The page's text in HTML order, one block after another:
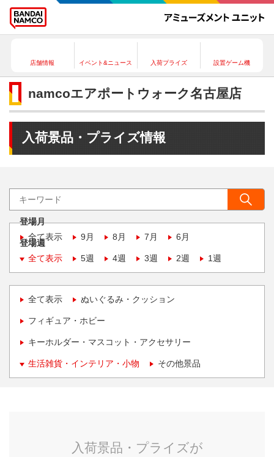
店舗情報 イベント&ニュース 入荷プライズ 設置ゲーム機
namcoエアポートウォーク名古屋店
入荷景品・プライズ情報
登場月
全て表示
9月 8月 7月 6月
登場週
全て表示
5週 4週 3週 2週 1週
全て表示 ぬいぐるみ・クッション
フィギュア・ホビー
キーホルダー・マスコット・アクセサリー
生活雑貨・インテリア・小物 その他景品